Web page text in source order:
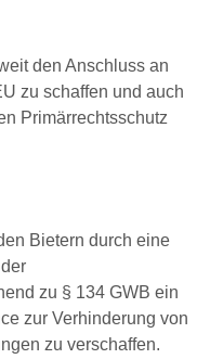
den Anschluss an
zu schaffen und auch
Primärrechtsschutz
Bietern durch eine
zu § 134 GWB ein
zur Verhinderung von
zu verschaffen.